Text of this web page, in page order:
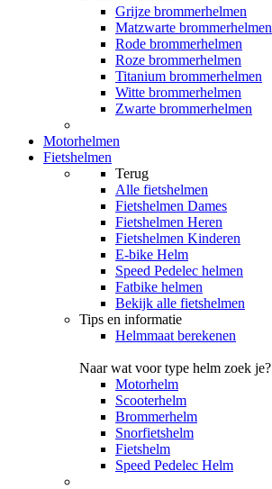
Grijze brommerhelmen
Matzwarte brommerhelmen
Rode brommerhelmen
Roze brommerhelmen
Titanium brommerhelmen
Witte brommerhelmen
Zwarte brommerhelmen
Motorhelmen
Fietshelmen
Terug
Alle fietshelmen
Fietshelmen Dames
Fietshelmen Heren
Fietshelmen Kinderen
E-bike Helm
Speed Pedelec helmen
Fatbike helmen
Bekijk alle fietshelmen
Tips en informatie
Helmmaat berekenen
Naar wat voor type helm zoek je?
Motorhelm
Scooterhelm
Brommerhelm
Snorfietshelm
Fietshelm
Speed Pedelec Helm